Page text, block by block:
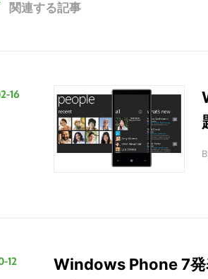
関連する記事
16
12
Windows Phone 7